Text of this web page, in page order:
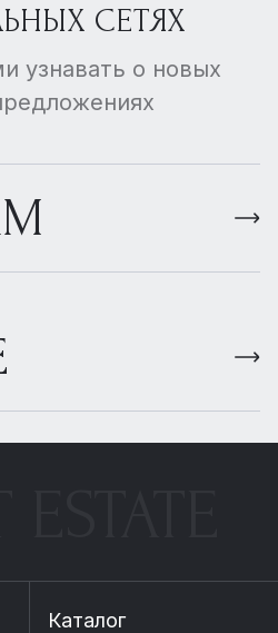
СЕТЯХ
узнавать о новых
Каталог